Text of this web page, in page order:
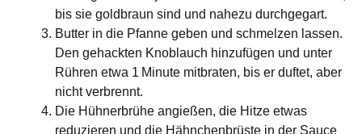
bis sie goldbraun sind und nahezu durchgegart.
Butter in die Pfanne geben und schmelzen lassen.
Den gehackten Knoblauch hinzufügen und unter
Rühren etwa 1 Minute mitbraten, bis er duftet, aber
nicht verbrennt.
Die Hühnerbrühe angießen, die Hitze etwas
reduzieren und die Hähnchenbrüste in der Sauce